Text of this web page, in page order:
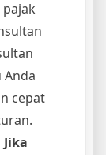
cepat